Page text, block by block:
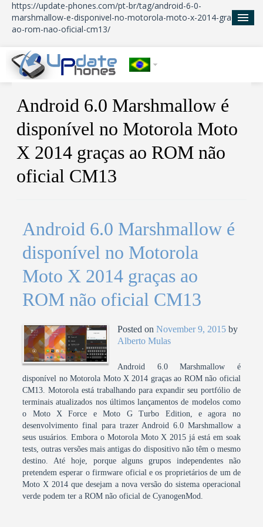
https://update-phones.com/pt-br/tag/android-6-0-
marshmallow-e-disponivel-no-motorola-moto-x-2014-gracas-
ao-rom-nao-oficial-cm13/
Atualizações
Notícias
Sobre nos
Android 6.0 Marshmallow é
disponível no Motorola Moto
X 2014 graças ao ROM não
oficial CM13
Android 6.0 Marshmallow é
disponível no Motorola
Moto X 2014 graças ao
ROM não oficial CM13
Posted onNovember 9, 2015 by
Alberto Mulas
Android 6.0 Marshmallow é
disponível no Motorola Moto X 2014 graças ao ROM não oficial
CM13. Motorola está trabalhando para expandir seu portfólio de
terminais atualizados nos últimos lançamentos de modelos como
o Moto X Force e Moto G Turbo Edition, e agora no
desenvolvimento final para trazer Android 6.0 Marshmallow a
seus usuários. Embora o Motorola Moto X 2015 já está em soak
tests, outras versões mais antigas do dispositivo não têm o mesmo
destino. Até hoje, porque alguns grupos independentes não
pretendem esperar o firmware oficial e os proprietários de um de
Moto X 2014 que desejam a nova versão do sistema operacional
verde podem ter a ROM não oficial de CyanogenMod.